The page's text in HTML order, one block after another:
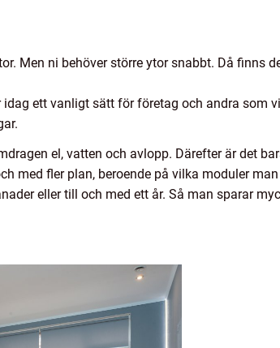
Men ni behöver större ytor snabbt. Då finns
idag ett vanligt sätt för företag och andra som
el, vatten och avlopp. Därefter är det
med fler plan, beroende på vilka moduler
eller till och med ett år. Så man sparar